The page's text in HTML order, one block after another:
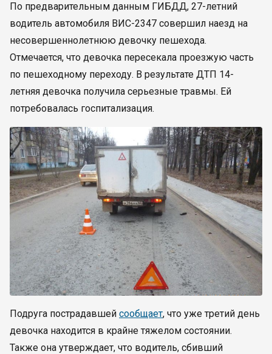
По предварительным данным ГИБДД, 27-летний
водитель автомобиля ВИС-2347 совершил наезд на
несовершеннолетнюю девочку пешехода.
Отмечается, что девочка пересекала проезжую часть
по пешеходному переходу. В результате ДТП 14-
летняя девочка получила серьезные травмы. Ей
потребовалась госпитализация.
Подруга пострадавшей сообщает, что уже третий день
девочка находится в крайне тяжелом состоянии.
Также она утверждает, что водитель, сбивший